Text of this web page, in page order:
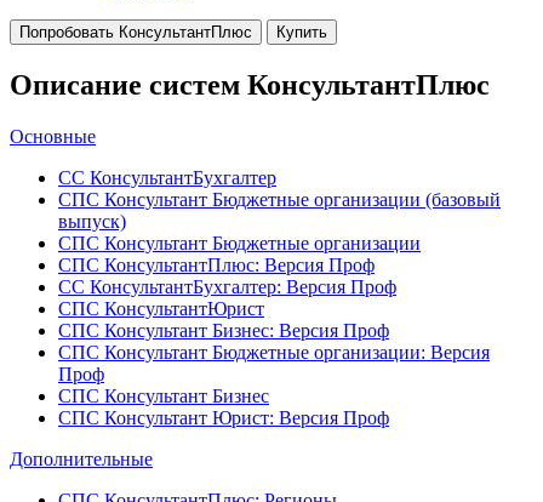
Попробовать КонсультантПлюс Купить
Описание систем КонсультантПлюс
Основные
СС КонсультантБухгалтер
СПС Консультант Бюджетные организации (базовый
выпуск)
СПС Консультант Бюджетные организации
СПС КонсультантПлюс: Версия Проф
СС КонсультантБухгалтер: Версия Проф
СПС КонсультантЮрист
СПС Консультант Бизнес: Версия Проф
СПС Консультант Бюджетные организации: Версия
Проф
СПС Консультант Бизнес
СПС Консультант Юрист: Версия Проф
Дополнительные